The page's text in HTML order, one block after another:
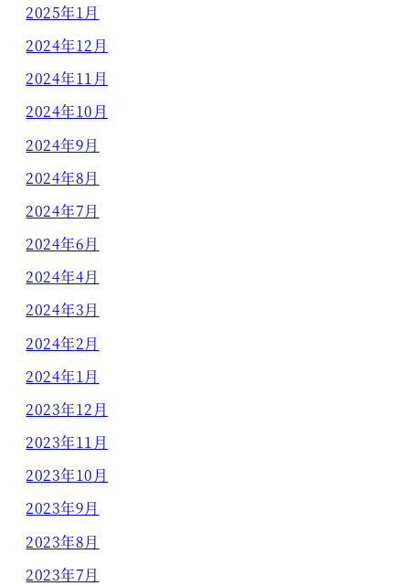
2025年1月
2024年12月
2024年11月
2024年10月
2024年9月
2024年8月
2024年7月
2024年6月
2024年4月
2024年3月
2024年2月
2024年1月
2023年12月
2023年11月
2023年10月
2023年9月
2023年8月
2023年7月